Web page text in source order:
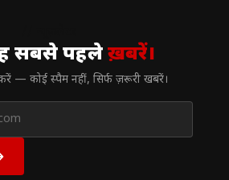
सबसे पहलेख़बरें।
— कोई स्पैम नहीं, सिर्फ ज़रूरी खबरें।